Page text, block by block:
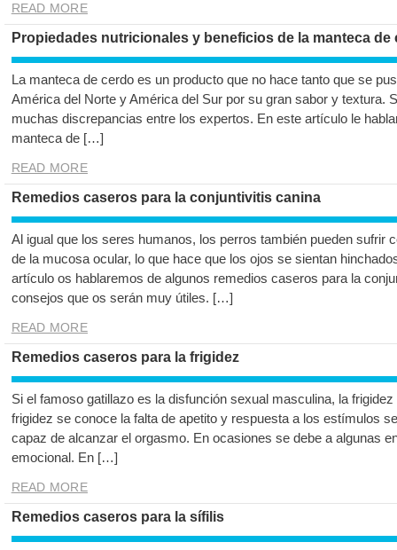
READ MORE
Propiedades nutricionales y beneficios de la manteca de
La manteca de cerdo es un producto que no hace tanto que se
América del Norte y América del Sur por su gran sabor y textura.
muchas discrepancias entre los expertos. En este artículo le
manteca de […]
READ MORE
Remedios caseros para la conjuntivitis canina
Al igual que los seres humanos, los perros también pueden sufrir
de la mucosa ocular, lo que hace que los ojos se sientan
artículo os hablaremos de algunos remedios caseros para la
consejos que os serán muy útiles. […]
READ MORE
Remedios caseros para la frigidez
Si el famoso gatillazo es la disfunción sexual masculina, la
frigidez se conoce la falta de apetito y respuesta a los estímulos
capaz de alcanzar el orgasmo. En ocasiones se debe a algunas
emocional. En […]
READ MORE
Remedios caseros para la sífilis